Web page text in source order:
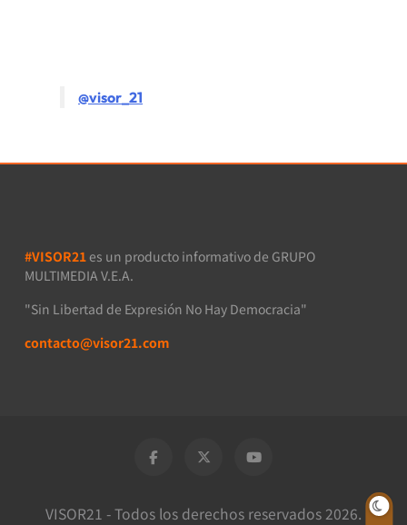
@visor_21
#VISOR21 es un producto informativo de GRUPO
MULTIMEDIA V.E.A.
"Sin Libertad de Expresión No Hay Democracia"
contacto@visor21.com
VISOR21 - Todos los derechos reservados 2026.